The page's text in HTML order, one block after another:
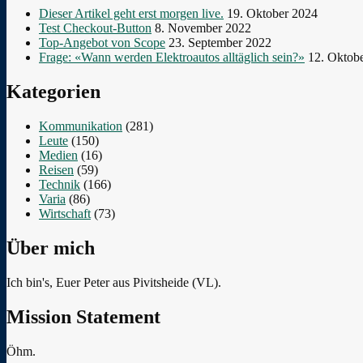
Dieser Artikel geht erst morgen live. 19. Oktober 2024
Test Checkout-Button 8. November 2022
Top-Angebot von Scope 23. September 2022
Frage: «Wann werden Elektroautos alltäglich sein?» 12.
Kategorien
Kommunikation (281)
Leute (150)
Medien (16)
Reisen (59)
Technik (166)
Varia (86)
Wirtschaft (73)
Über mich
Ich bin's, Euer Peter aus Pivitsheide (VL).
Mission Statement
Öhm.